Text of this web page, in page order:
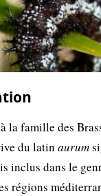
la famille des
du latin aurum
inclus dans le
régions